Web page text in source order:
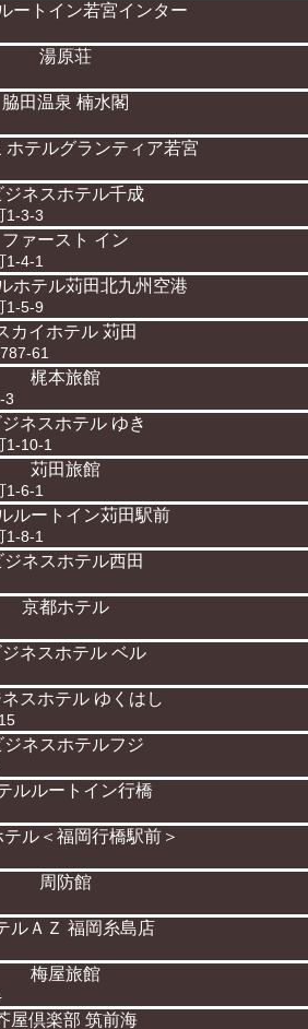
ートイン若宮インター
湯原荘
脇田温泉 楠水閣
ホテルグランティア若宮
ジネスホテル千成
1-3-3
ファースト イン
1-4-1
ホテル苅田北九州空港
1-5-9
カイホテル 苅田
61
梶本旅館
3
ジネスホテル ゆき
1-10-1
苅田旅館
1-6-1
ルートイン苅田駅前
1-8-1
ジネスホテル西田
京都ホテル
ジネスホテル ベル
ネスホテル ゆくはし
ジネスホテルフジ
ルルートイン行橋
テル＜福岡行橋駅前＞
周防館
ルＡＺ 福岡糸島店
梅屋旅館
屋倶楽部 筑前海